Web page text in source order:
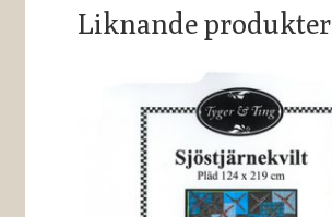
Liknande produkter